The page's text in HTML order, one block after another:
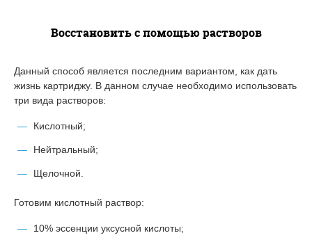
Восстановить с помощью растворов
Данный способ является последним вариантом, как дать
жизнь картриджу. В данном случае необходимо использовать
три вида растворов:
Кислотный;
Нейтральный;
Щелочной.
Готовим кислотный раствор:
10% эссенции уксусной кислоты;